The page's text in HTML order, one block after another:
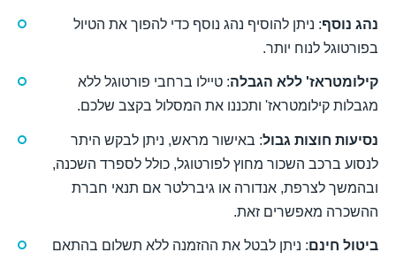
נהג נוסף: ניתן להוסיף נהג נוסף כדי להפוך את הטיול
בפורטוגל לנוח יותר.
קילומטראז' ללא הגבלה: טיילו ברחבי פורטוגל ללא
מגבלות קילומטראז' ותכננו את המסלול בקצב שלכם.
נסיעות חוצות גבול: באישור מראש, ניתן לבקש היתר
לנסוע ברכב השכור מחוץ לפורטוגל, כולל לספרד השכנה,
ובהמשך לצרפת, אנדורה או גיברלטר אם תנאי חברת
ההשכרה מאפשרים זאת.
ביטול חינם: ניתן לבטל את ההזמנה ללא תשלום בהתאם